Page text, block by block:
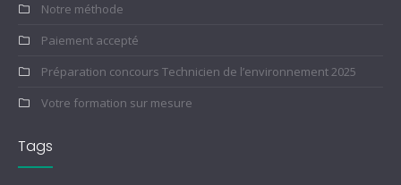
Notre méthode
Paiement accepté
Préparation concours Technicien de l’environnement 2025
Votre formation sur mesure
Tags